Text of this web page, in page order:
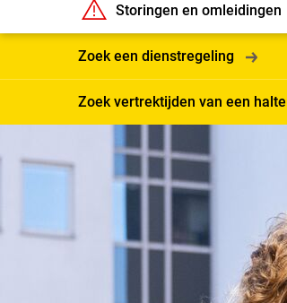
Storingen en omleidingen
Zoek een dienstregeling
Zoek vertrektijden van een halte